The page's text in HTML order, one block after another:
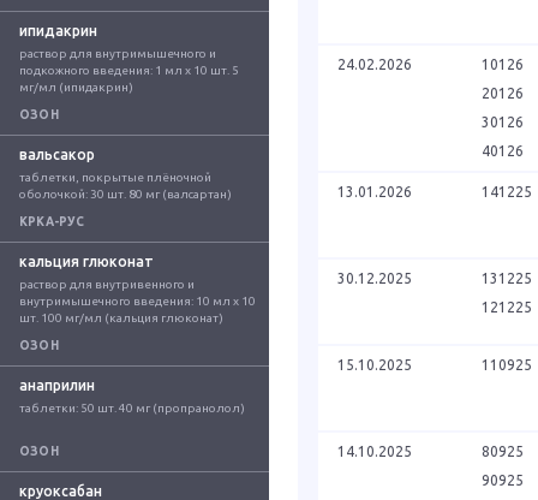
ипидакрин
раствор для внутримышечного и
подкожного введения: 1 мл x 10 шт. 5
мг/мл (ипидакрин)
ОЗОН
вальсакор
таблетки, покрытые плёночной
оболочкой: 30 шт. 80 мг (валсартан)
КРКА-РУС
кальция глюконат
раствор для внутривенного и
внутримышечного введения: 10 мл x 10
шт. 100 мг/мл (кальция глюконат)
ОЗОН
анаприлин
таблетки: 50 шт. 40 мг (пропранолол)
ОЗОН
круоксабан
24.02.2026
10126
20126
30126
40126
13.01.2026 141225
30.12.2025
131225
121225
15.10.2025 110925
14.10.2025
80925
90925